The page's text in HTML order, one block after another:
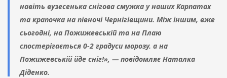
навіть вузесенька снігова смужка у наших Карпатах
та крапочка на півночі Чернігівщини. Між іншим, вже
сьогодні, на Пожижевській та на Плаю
спостерігається 0-2 градуси морозу. а на
Пожижевській йде сніг!», — повідомляє Наталка
Діденко.